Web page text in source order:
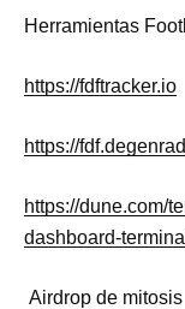
Herramientas
https://fdftracker.io
https://
https://dune.com/
dashboard-terminal
Airdrop de mitosis